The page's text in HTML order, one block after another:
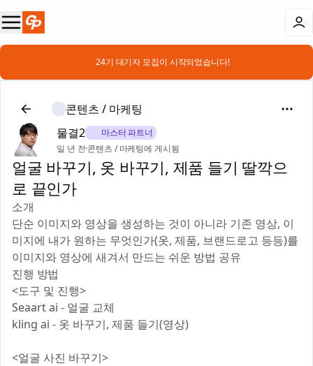
📣 24기 대기자 모집이 시작되었습니다!
콘텐츠 / 마케팅
물결2
🎖️ 마스터 파트너
일 년 전·콘텐츠 / 마케팅에 게시됨
얼굴 바꾸기, 옷 바꾸기, 제품 들기 딸깍으
로 끝인가
소개
단순 이미지와 영상을 생성하는 것이 아니라 기존 영상, 이
미지에 내가 원하는 무엇인가(옷, 제품, 브랜드로고 등등)를
이미지와 영상에 새겨서 만드는 쉬운 방법 공유
진행 방법
<도구 및 진행>
Seaart ai - 얼굴 교체
kling ai - 옷 바꾸기, 제품 들기(영상)
<얼굴 사진 바꾸기>